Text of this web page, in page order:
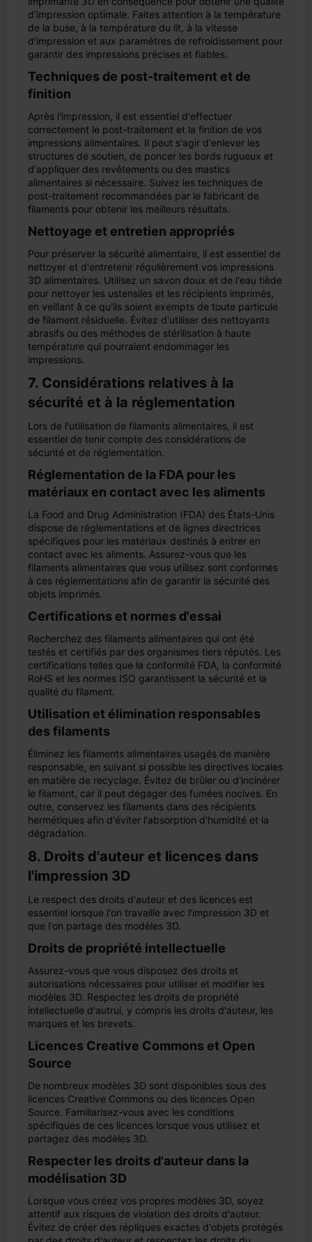
d'impression optimale. Faites attention à la température
de la buse, à la température du lit, à la vitesse
d'impression et aux paramètres de refroidissement pour
garantir des impressions précises et fiables.
Techniques de post-traitement et de
finition
Après l'impression, il est essentiel d'effectuer
correctement le post-traitement et la finition de vos
impressions alimentaires. Il peut s'agir d'enlever les
structures de soutien, de poncer les bords rugueux et
d'appliquer des revêtements ou des mastics
alimentaires si nécessaire. Suivez les techniques de
post-traitement recommandées par le fabricant de
filaments pour obtenir les meilleurs résultats.
Nettoyage et entretien appropriés
Pour préserver la sécurité alimentaire, il est essentiel de
nettoyer et d'entretenir régulièrement vos impressions
3D alimentaires. Utilisez un savon doux et de l'eau tiède
pour nettoyer les ustensiles et les récipients imprimés,
en veillant à ce qu'ils soient exempts de toute particule
de filament résiduelle. Évitez d'utiliser des nettoyants
abrasifs ou des méthodes de stérilisation à haute
température qui pourraient endommager les
impressions.
7. Considérations relatives à la
sécurité et à la réglementation
Lors de l'utilisation de filaments alimentaires, il est
essentiel de tenir compte des considérations de
sécurité et de réglementation.
Réglementation de la FDA pour les
matériaux en contact avec les aliments
La Food and Drug Administration (FDA) des États-Unis
dispose de réglementations et de lignes directrices
spécifiques pour les matériaux destinés à entrer en
contact avec les aliments. Assurez-vous que les
filaments alimentaires que vous utilisez sont conformes
à ces réglementations afin de garantir la sécurité des
objets imprimés.
Certifications et normes d'essai
Recherchez des filaments alimentaires qui ont été
testés et certifiés par des organismes tiers réputés. Les
certifications telles que la conformité FDA, la conformité
RoHS et les normes ISO garantissent la sécurité et la
qualité du filament.
Utilisation et élimination responsables
des filaments
Éliminez les filaments alimentaires usagés de manière
responsable, en suivant si possible les directives locales
en matière de recyclage. Évitez de brûler ou d'incinérer
le filament, car il peut dégager des fumées nocives. En
outre, conservez les filaments dans des récipients
hermétiques afin d'éviter l'absorption d'humidité et la
dégradation.
8. Droits d'auteur et licences dans
l'impression 3D
Le respect des droits d'auteur et des licences est
essentiel lorsque l'on travaille avec l'impression 3D et
que l'on partage des modèles 3D.
Droits de propriété intellectuelle
Assurez-vous que vous disposez des droits et
autorisations nécessaires pour utiliser et modifier les
modèles 3D. Respectez les droits de propriété
intellectuelle d'autrui, y compris les droits d'auteur, les
marques et les brevets.
Licences Creative Commons et Open
Source
De nombreux modèles 3D sont disponibles sous des
licences Creative Commons ou des licences Open
Source. Familiarisez-vous avec les conditions
spécifiques de ces licences lorsque vous utilisez et
partagez des modèles 3D.
Respecter les droits d'auteur dans la
modélisation 3D
Lorsque vous créez vos propres modèles 3D, soyez
attentif aux risques de violation des droits d'auteur.
Évitez de créer des répliques exactes d'objets protégés